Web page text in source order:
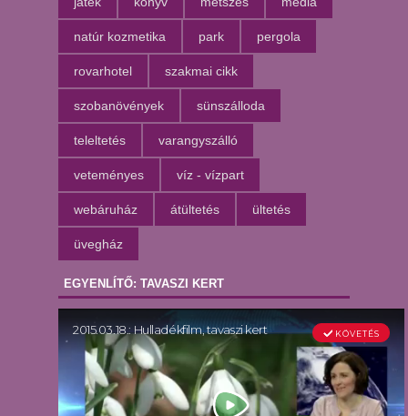
natúr kozmetika park pergola
rovarhotel szakmai cikk
szobanövények sünszálloda
teleltetés varangyszálló
veteményes víz - vízpart
webáruház átültetés ültetés
üvegház
EGYENLÍTŐ: TAVASZI KERT